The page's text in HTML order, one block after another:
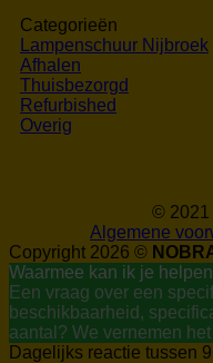
Categorieën
Lampenschuur Nijbroek
Afhalen
Thuisbezorgd
Refurbished
Overig
© 2021
Algemene
Copyright 2026 ©
Waarmee kan ik je
Een vraag over een
beschikbaarheid,
aantal? We vernemen
Dagelijks reactie tussen